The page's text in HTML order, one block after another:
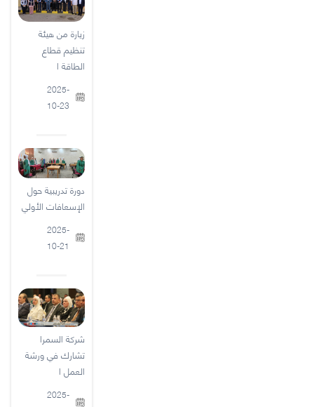
زيارة من هيئة
تنظيم قطاع
الطاقة ا
2025-
10-23
دورة تدريبية حول
الإسعافات الأولي
2025-
10-21
شركة السمرا
تشارك في ورشة
العمل ا
2025-